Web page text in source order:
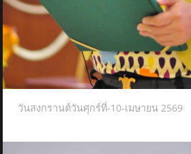
วันสงกรานต์วันศุกร์ที่-10-เมษายน 2569